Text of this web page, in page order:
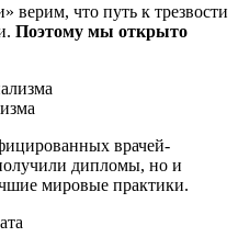
верим, что путь к трезвости
Поэтому мы открыто
врачей-
дипломы, но и
мировые практики.